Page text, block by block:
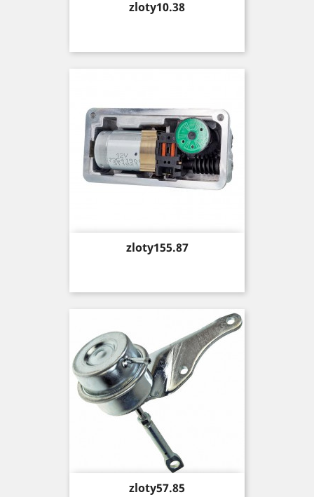
Price
zloty10.38
Price
zloty155.87
Price
zloty57.85